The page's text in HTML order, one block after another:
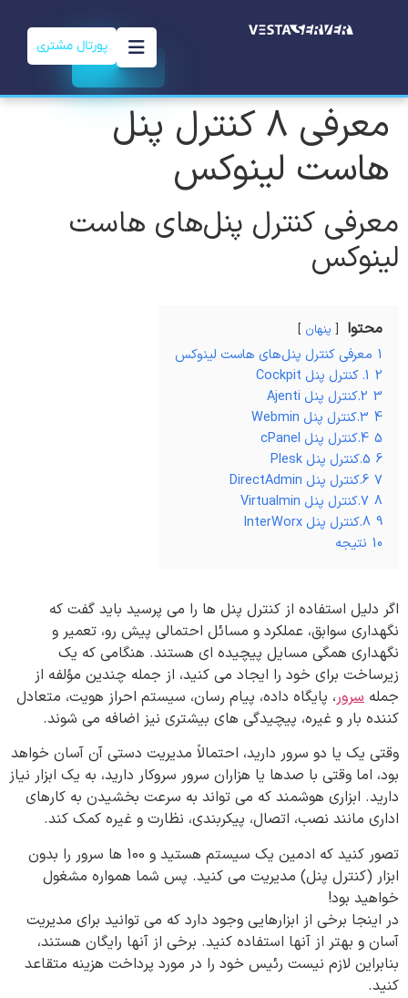
پورتال مشتری
معرفی 8 کنترل پنل‌
هاست لینوکس
معرفی کنترل پنل‌های هاست
لینوکس
محتوا پنهان
1 معرفی کنترل پنل‌های هاست لینوکس
2 1. کنترل پنل‌ Cockpit
3 2.کنترل پنل‌ Ajenti
4 3.کنترل پنل‌ Webmin
5 4.کنترل پنل‌ cPanel
6 5.کنترل پنل‌ Plesk
7 6.کنترل پنل‌ DirectAdmin
8 7.کنترل پنل‌ Virtualmin
9 8.کنترل پنل‌ InterWorx
10 نتیجه
اگر دلیل استفاده از کنترل پنل‌ ها را می پرسید باید گفت که
نگهداری سوابق، عملکرد و مسائل احتمالی پیش رو، تعمیر و
نگهداری همگی مسایل پیچیده ای هستند. هنگامی که یک
زیرساخت برای خود را ایجاد می کنید، از جمله چندین مؤلفه از
جمله سرور، پایگاه داده، پیام رسان، سیستم احراز هویت، متعادل
کننده بار و غیره، پیچیدگی های بیشتری نیز اضافه می شوند.
وقتی یک یا دو سرور دارید، احتمالاً مدیریت دستی آن آسان خواهد
بود، اما وقتی با صدها یا هزاران سرور سروکار دارید، به یک ابزار نیاز
دارید. ابزاری هوشمند که می تواند به سرعت بخشیدن به کارهای
اداری مانند نصب، اتصال، پیکربندی، نظارت و غیره کمک کند.
تصور کنید که ادمین یک سیستم هستید و 100 ها سرور را بدون
ابزار (کنترل پنل‌) مدیریت می کنید. پس شما همواره مشغول
خواهید بود!
در اینجا برخی از ابزارهایی وجود دارد که می توانید برای مدیریت
آسان و بهتر از آنها استفاده کنید. برخی از آنها رایگان هستند،
بنابراین لازم نیست رئیس خود را در مورد پرداخت هزینه متقاعد
کنید.